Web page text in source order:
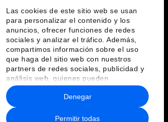
Las cookies de este sitio web se usan
para personalizar el contenido y los
anuncios, ofrecer funciones de redes
sociales y analizar el tráfico. Además,
compartimos información sobre el uso
que haga del sitio web con nuestros
partners de redes sociales, publicidad y
análisis web, quienes pueden
combinarla con otra información que les
haya proporcionado o que hayan
recopilado a partir del uso que haya
hecho de sus servicios.
Permitir todas
Denegar